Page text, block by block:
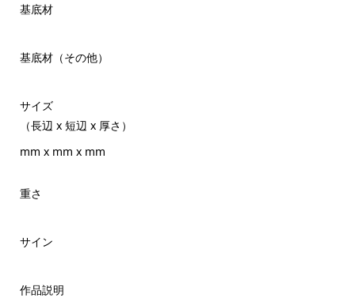
基底材
基底材（その他）
サイズ
（長辺 x 短辺 x 厚さ）
mm x mm x mm
重さ
サイン
作品説明